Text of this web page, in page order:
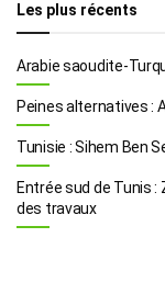
Les plus récents
Arabie saoudite-
Peines alternatives :
Tunisie : Sihem Ben
Entrée sud de Tunis
des travaux